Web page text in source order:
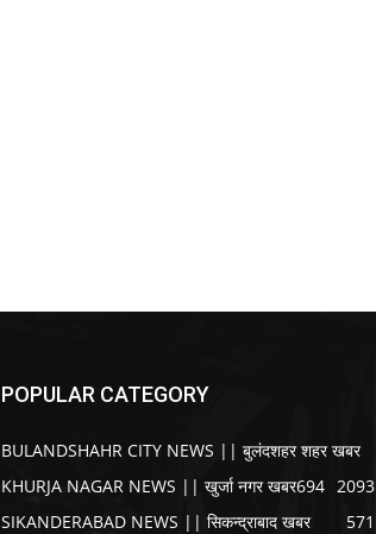
POPULAR CATEGORY
BULANDSHAHR CITY NEWS || बुलंदशहर शहर खबर
2093
KHURJA NAGAR NEWS || खुर्जा नगर खबर694
SIKANDERABAD NEWS || सिकन्द्राबाद खबर
571